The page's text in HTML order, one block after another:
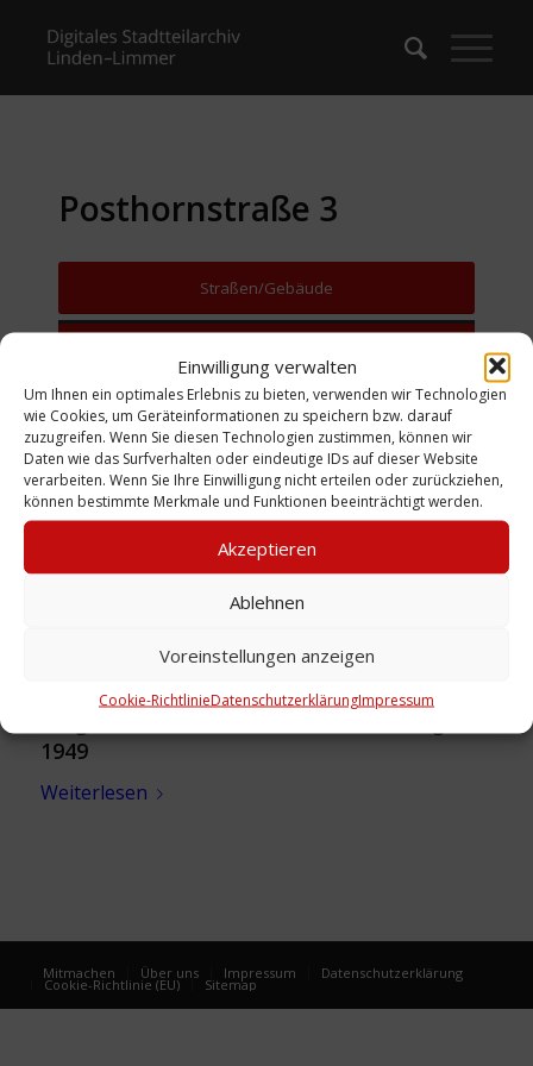
Einwilligung verwalten
Um Ihnen ein optimales Erlebnis zu bieten, verwenden wir Technologien
wie Cookies, um Geräteinformationen zu speichern bzw. darauf
zuzugreifen. Wenn Sie diesen Technologien zustimmen, können wir
Daten wie das Surfverhalten oder eindeutige IDs auf dieser Website
verarbeiten. Wenn Sie Ihre Einwilligung nicht erteilen oder zurückziehen,
können bestimmte Merkmale und Funktionen beeinträchtigt werden.
Akzeptieren
Ablehnen
Voreinstellungen anzeigen
Cookie-RichtlinieDatenschutzerklärungImpressum
Posthornstraße 3
Straßen/Gebäude
1949
Weiterlesen
Mitmachen Über uns Impressum Datenschutzerklärung
Cookie-Richtlinie (EU) Sitemap